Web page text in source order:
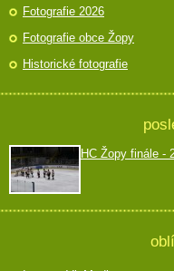
Fotografie 2026
Fotografie obce Žopy
Historické fotografie
HC Žopy finále -